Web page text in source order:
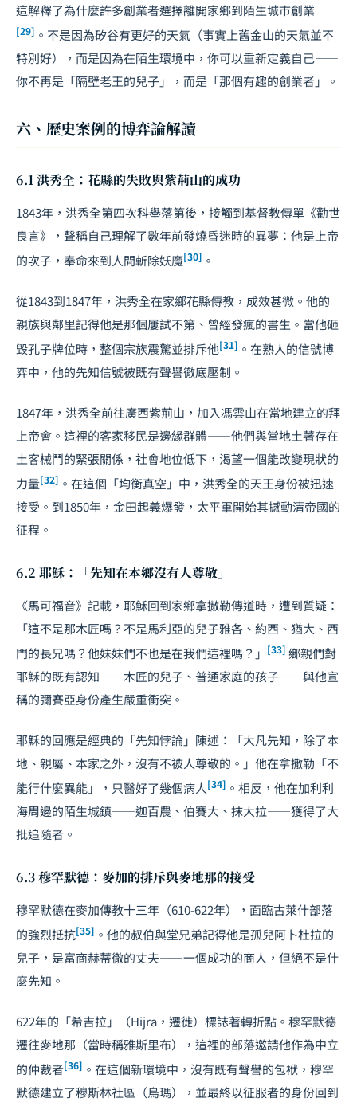
這解釋了為什麼許多創業者選擇離開家鄉到陌生城市創業
[29] 。不是因為矽谷有更好的天氣（事實上舊金山的天氣並不
特別好），而是因為在陌生環境中，你可以重新定義自己——
你不再是「隔壁老王的兒子」，而是「那個有趣的創業者」。
六、歷史案例的博弈論解讀
6.1 洪秀全：花縣的失敗與紫荊山的成功
1843年，洪秀全第四次科舉落第後，接觸到基督教傳單《勸世
良言》，聲稱自己理解了數年前發燒昏迷時的異夢：他是上帝
的次子，奉命來到人間斬除妖魔[30] 。
從1843到1847年，洪秀全在家鄉花縣傳教，成效甚微。他的
親族與鄰里記得他是那個屢試不第、曾經發瘋的書生。當他砸
毀孔子牌位時，整個宗族震驚並排斥他[31] 。在熟人的信號博
弈中，他的先知信號被既有聲譽徹底壓制。
1847年，洪秀全前往廣西紫荊山，加入馮雲山在當地建立的拜
上帝會。這裡的客家移民是邊緣群體——他們與當地土著存在
土客械鬥的緊張關係，社會地位低下，渴望一個能改變現狀的
力量[32] 。在這個「均衡真空」中，洪秀全的天王身份被迅速
接受。到1850年，金田起義爆發，太平軍開始其撼動清帝國的
征程。
6.2 耶穌：「先知在本鄉沒有人尊敬」
《馬可福音》記載，耶穌回到家鄉拿撒勒傳道時，遭到質疑：
「這不是那木匠嗎？不是馬利亞的兒子雅各、約西、猶大、西
門的長兄嗎？他妹妹們不也是在我們這裡嗎？」 [33] 鄉親們對
耶穌的既有認知——木匠的兒子、普通家庭的孩子——與他宣
稱的彌賽亞身份產生嚴重衝突。
耶穌的回應是經典的「先知悖論」陳述：「大凡先知，除了本
地、親屬、本家之外，沒有不被人尊敬的。」他在拿撒勒「不
能行什麼異能」，只醫好了幾個病人[34] 。相反，他在加利利
海周邊的陌生城鎮——迦百農、伯賽大、抹大拉——獲得了大
批追隨者。
6.3 穆罕默德：麥加的排斥與麥地那的接受
穆罕默德在麥加傳教十三年（610-622年），面臨古萊什部落
的強烈抵抗[35] 。他的叔伯與堂兄弟記得他是孤兒阿卜杜拉的
兒子，是富商赫蒂徹的丈夫——一個成功的商人，但絕不是什
麼先知。
622年的「希吉拉」（Hijra，遷徙）標誌著轉折點。穆罕默德
遷往麥地那（當時稱雅斯里布），這裡的部落邀請他作為中立
的仲裁者[36] 。在這個新環境中，沒有既有聲譽的包袱，穆罕
默德建立了穆斯林社區（烏瑪），並最終以征服者的身份回到